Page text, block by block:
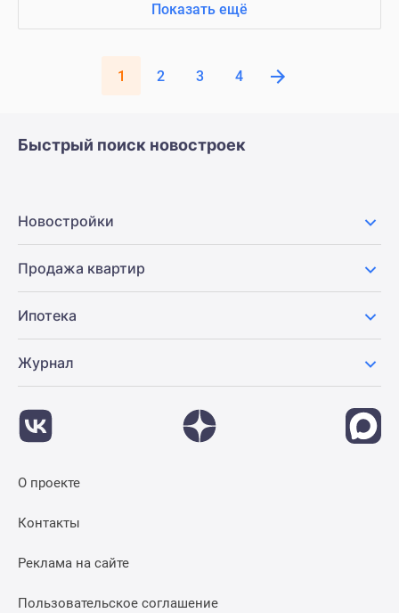
Показать ещё
1 2 3 4
Быстрый поиск новостроек
Новостройки
Продажа квартир
Ипотека
Журнал
О проекте
Контакты
Реклама на сайте
Пользовательское соглашение